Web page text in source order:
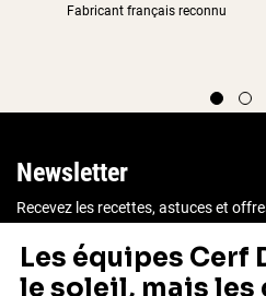
Fabricant français reconnu
Newsletter
Recevez les recettes, astuces et